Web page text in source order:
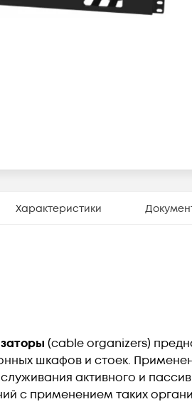
Характеристики
(cable organizers)
шкафов и стоек.
активного и
с применением таких